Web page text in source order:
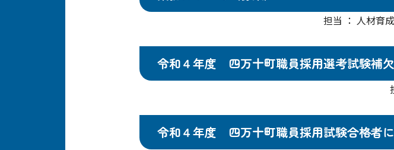
担当 ： 人材育
令和４年度 四万十町職員採用選考試験補
令和４年度 四万十町職員採用試験合格者